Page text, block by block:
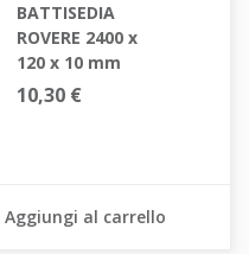
BATTISEDIA
ROVERE 2400 x
120 x 10 mm
10,30 €
Aggiungi al carrello